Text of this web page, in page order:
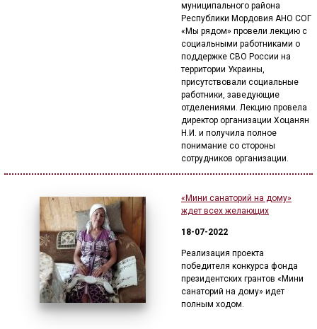
муниципального района
Республики Мордовия АНО СОГ
«Мы рядом» провели лекцию с
социальными работниками о
поддержке СВО России на
территории Украины,
присутствовали социальные
работники, заведующие
отделениями. Лекцию провела
директор организации Хоцанян
Н.И. и получила полное
понимание со стороны
сотрудников организации.
«Мини санаторий на дому»
ждет всех желающих
18-07-2022
Реализация проекта
победителя конкурса фонда
президентских грантов «Мини
санаторий на дому» идет
полным ходом.